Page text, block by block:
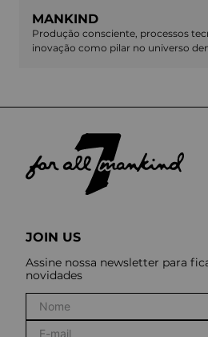
MANKIND
Produção consciente, processos
inovação como pilar no universo
JOIN US
Assine nossa newsletter para
novidades